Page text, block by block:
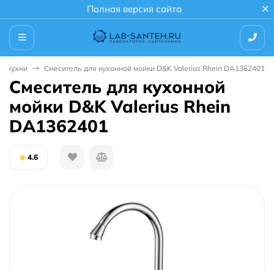
Полная версия сайта
кухни Смеситель для кухонной мойки D&K Valerius Rhein DA1362401
Смеситель для кухонной
мойки D&K Valerius Rhein
DA1362401
4.6